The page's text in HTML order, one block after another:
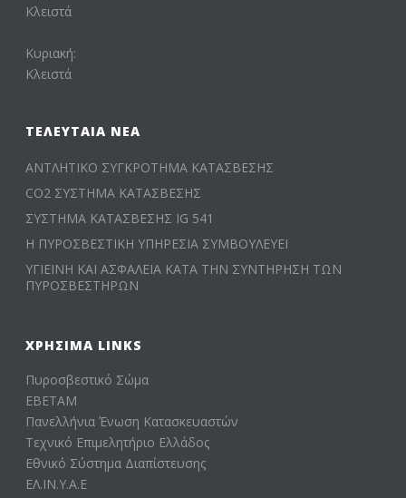
Κλειστά
Κυριακή:
Κλειστά
ΤΕΛΕΥΤΑΊΑ ΝΈΑ
ΑΝΤΛΗΤΙΚΟ ΣΥΓΚΡΟΤΗΜΑ ΚΑΤΑΣΒΕΣΗΣ
CO2 ΣΥΣΤΗΜΑ ΚΑΤΑΣΒΕΣΗΣ
ΣΥΣΤΗΜΑ ΚΑΤΑΣΒΕΣΗΣ IG 541
Η ΠΥΡΟΣΒΕΣΤΙΚΗ ΥΠΗΡΕΣΙΑ ΣΥΜΒΟΥΛΕΥΕΙ
ΥΓΙΕΙΝΗ ΚΑΙ ΑΣΦΑΛΕΙΑ ΚΑΤΑ ΤΗΝ ΣΥΝΤΗΡΗΣΗ ΤΩΝ
ΠΥΡΟΣΒΕΣΤΗΡΩΝ
ΧΡΉΣΙΜΑ LINKS
Πυροσβεστικό Σώμα
ΕΒΕΤΑΜ
Πανελλήνια Ένωση Κατασκευαστών
Τεχνικό Επιμελητήριο Ελλάδος
Εθνικό Σύστημα Διαπίστευσης
ΕΛ.ΙΝ.Υ.Α.Ε